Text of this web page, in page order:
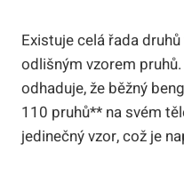
Existuje celá řada
odlišným vzorem
odhaduje, že běžný
110 pruhů** na svém
jedinečný vzor, což je